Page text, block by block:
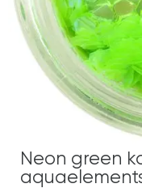
Neon green